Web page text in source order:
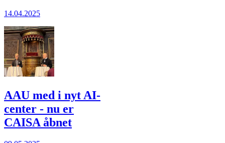
14.04.2025
AAU med i nyt AI-
center - nu er
CAISA åbnet